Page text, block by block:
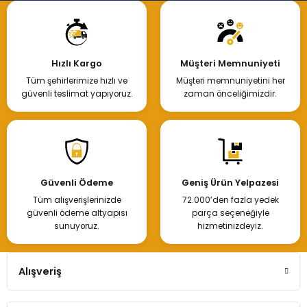
Hızlı Kargo
Tüm şehirlerimize hızlı ve
güvenli teslimat yapıyoruz.
Müşteri Memnuniyeti
Müşteri memnuniyetini her
zaman önceliğimizdir.
Güvenli Ödeme
Tüm alışverişlerinizde
güvenli ödeme altyapısı
sunuyoruz.
Geniş Ürün Yelpazesi
72.000’den fazla yedek
parça seçeneğiyle
hizmetinizdeyiz.
Alışveriş